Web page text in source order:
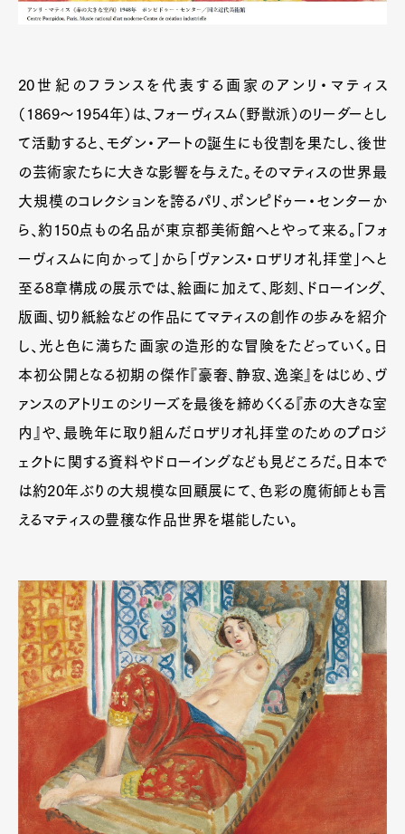
20世紀のフランスを代表する画家のアンリ・マティス
（1869〜1954年）は、フォーヴィスム（野獣派）のリーダーとし
て活動すると、モダン・アートの誕生にも役割を果たし、後世
の芸術家たちに大きな影響を与えた。そのマティスの世界最
大規模のコレクションを誇るパリ、ポンピドゥー・センターか
ら、約150点もの名品が東京都美術館へとやって来る。「フォ
ーヴィスムに向かって」から「ヴァンス・ロザリオ礼拝堂」へと
至る8章構成の展示では、絵画に加えて、彫刻、ドローイング、
版画、切り紙絵などの作品にてマティスの創作の歩みを紹介
し、光と色に満ちた画家の造形的な冒険をたどっていく。日
本初公開となる初期の傑作『豪奢、静寂、逸楽』をはじめ、ヴ
ァンスのアトリエのシリーズを最後を締めくくる『赤の大きな室
内』や、最晩年に取り組んだロザリオ礼拝堂のためのプロジ
ェクトに関する資料やドローイングなども見どころだ。日本で
は約20年ぶりの大規模な回顧展にて、色彩の魔術師とも言
えるマティスの豊穣な作品世界を堪能したい。